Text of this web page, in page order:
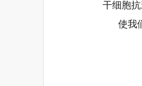
干细胞
使我